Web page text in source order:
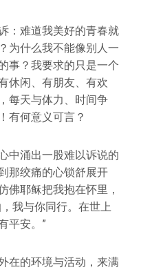
：难道我美好的青春就
为什么我不能像别人一
事？我要求的只是一个
休闲、有朋友、有欢
每天与体力、时间争
有何意义可言？
中涌出一股难以诉说的
那绞痛的心锁舒展开
佛耶稣把我抱在怀里，
我与你同行。在世上
平安。”
在的环境与活动，来满